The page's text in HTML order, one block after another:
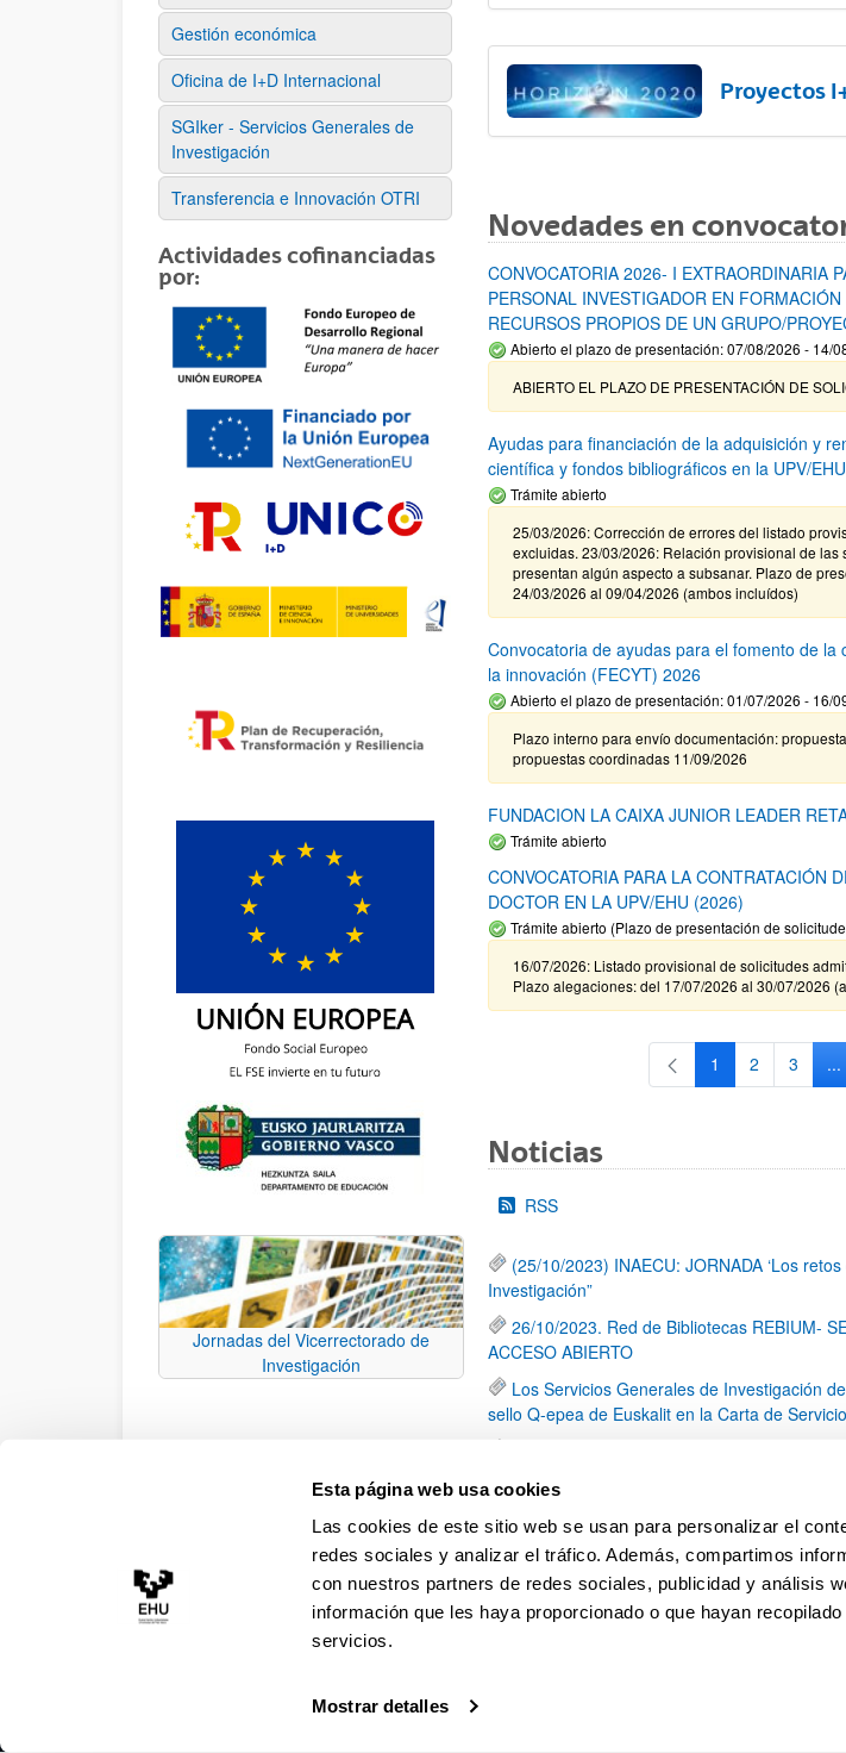
Esta página web usa cookies
Las cookies de este sitio web se usan para personalizar el
redes sociales y analizar el tráfico. Además, compartimos
con nuestros partners de redes sociales, publicidad y análisis
información que les haya proporcionado o que hayan
servicios.
Mostrar detalles
Gestión económica
Oficina de I+D Internacional
SGIker - Servicios Generales de
Investigación
Transferencia e Innovación OTRI
Actividades cofinanciadas
por:
Jornadas del Vicerrectorado de
Investigación
Proyectos
Novedades en
CONVOCATORIA 2026- I EXTRAORDINARIA
PERSONAL INVESTIGADOR EN
RECURSOS PROPIOS DE UN GRUPO/
Abierto el plazo de presentación: 07/08/2026 - 14/
ABIERTO EL PLAZO DE PRESENTACIÓN DE
Ayudas para financiación de la adquisición y
científica y fondos bibliográficos en la UPV/
Trámite abierto
25/03/2026: Corrección de errores del listado
excluidas. 23/03/2026: Relación provisional de las
presentan algún aspecto a subsanar. Plazo de
24/03/2026 al 09/04/2026 (ambos incluídos)
Convocatoria de ayudas para el fomento de
la innovación (FECYT) 2026
Abierto el plazo de presentación: 01/07/2026 - 16/
Plazo interno para envío documentación:
propuestas coordinadas 11/09/2026
FUNDACION LA CAIXA JUNIOR LEADER
Trámite abierto
CONVOCATORIA PARA LA CONTRATACIÓN
DOCTOR EN LA UPV/EHU (2026)
Trámite abierto (Plazo de presentación de
16/07/2026: Listado provisional de solicitudes
Plazo alegaciones: del 17/07/2026 al 30/07/2026
Página
1 Página
2 Página
3 ...
Noticias
RSS
(25/10/2023) INAECU: JORNADA ‘Los
Investigación”
26/10/2023. Red de Bibliotecas REBIUM-
ACCESO ABIERTO
Los Servicios Generales de Investigación
sello Q-epea de Euskalit en la Carta de
Bizkaia
Página
1 ...PáginasPágina
5 6 7